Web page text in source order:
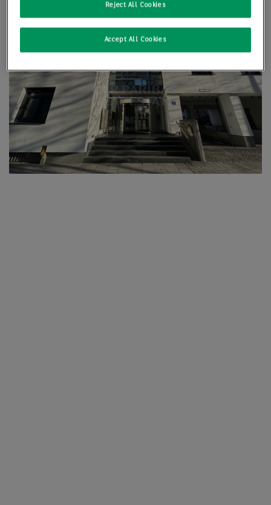
Reject All Cookies
Accept All Cookies